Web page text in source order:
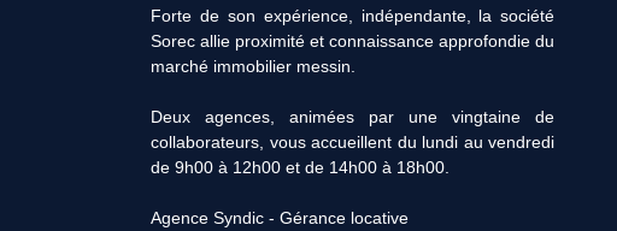
Forte de son expérience, indépendante, la société
Sorec allie proximité et connaissance approfondie du
marché immobilier messin.
Deux agences, animées par une vingtaine de
collaborateurs, vous accueillent du lundi au vendredi
de 9h00 à 12h00 et de 14h00 à 18h00.
Agence Syndic - Gérance locative